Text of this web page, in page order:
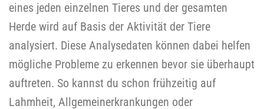
eines jeden einzelnen Tieres und der gesamten
Herde wird auf Basis der Aktivität der Tiere
analysiert. Diese Analysedaten können dabei helfen
mögliche Probleme zu erkennen bevor sie überhaupt
auftreten. So kannst du schon frühzeitig auf
Lahmheit, Allgemeinerkrankungen oder